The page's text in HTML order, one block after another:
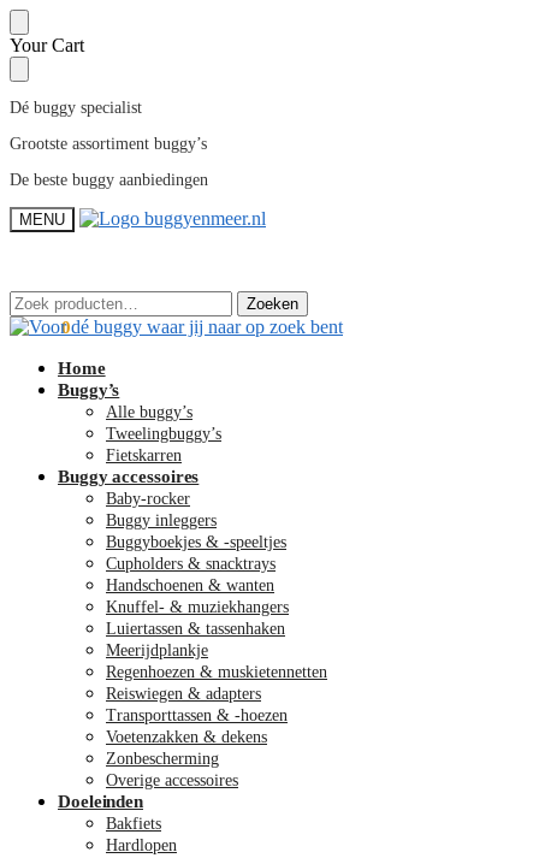
Skip
to
navigation
Skip
to
content
Your Cart
Dé buggy specialist
Grootste assortiment buggy’s
De beste buggy aanbiedingen
MENU
Zoeken
naar:
Zoeken
€0,00 0
Zoeken
naar:
Zoeken
Home
Buggy’s
Alle buggy’s
Tweelingbuggy’s
Fietskarren
Buggy accessoires
Baby-rocker
Buggy inleggers
Buggyboekjes & -speeltjes
Cupholders & snacktrays
Handschoenen & wanten
Knuffel- & muziekhangers
Luiertassen & tassenhaken
Meerijdplankje
Regenhoezen & muskietennetten
Reiswiegen & adapters
Transporttassen & -hoezen
Voetenzakken & dekens
Zonbescherming
Overige accessoires
Doeleinden
Bakfiets
Hardlopen